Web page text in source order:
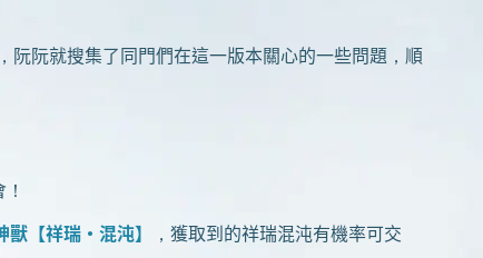
阮就搜集了同門們在這一版本關心的一些問題，順
獸【祥瑞·混沌】
，獲取到的祥瑞混沌有機率可交